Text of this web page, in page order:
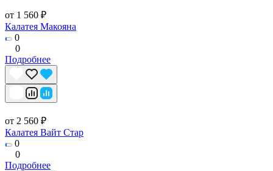
от 1 560 ₽
Калатея Макояна
0
0
Подробнее
от 2 560 ₽
Калатея Вайт Стар
0
0
Подробнее